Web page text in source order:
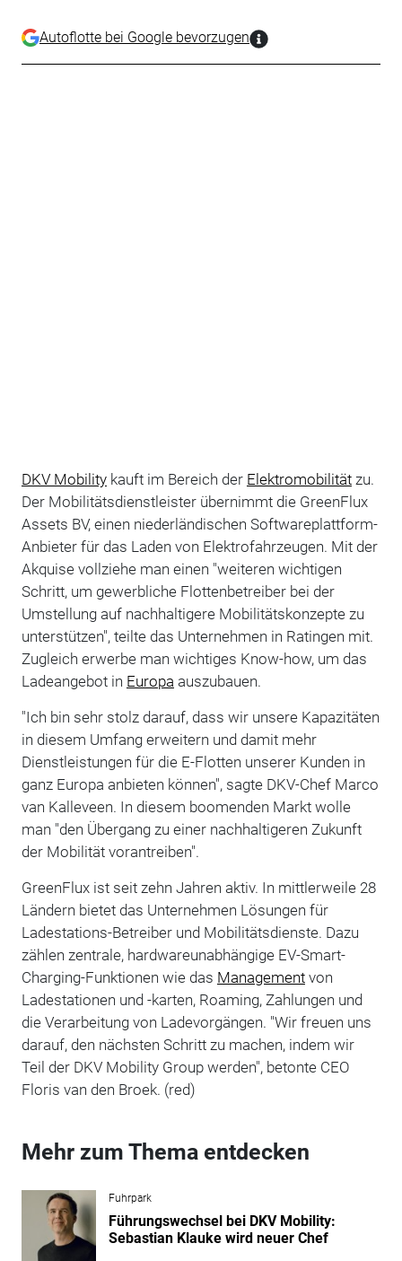
Autoflotte bei Google bevorzugen
DKV Mobilitykauft im Bereich der Elektromobilitätzu.
Der Mobilitätsdienstleister übernimmt die GreenFlux
Assets BV, einen niederländischen Softwareplattform-
Anbieter für das Laden von Elektrofahrzeugen. Mit der
Akquise vollziehe man einen "weiteren wichtigen
Schritt, um gewerbliche Flottenbetreiber bei der
Umstellung auf nachhaltigere Mobilitätskonzepte zu
unterstützen", teilte das Unternehmen in Ratingen mit.
Zugleich erwerbe man wichtiges Know-how, um das
Ladeangebot in Europa auszubauen.
"Ich bin sehr stolz darauf, dass wir unsere Kapazitäten
in diesem Umfang erweitern und damit mehr
Dienstleistungen für die E-Flotten unserer Kunden in
ganz Europa anbieten können", sagte DKV-Chef Marco
van Kalleveen. In diesem boomenden Markt wolle
man "den Übergang zu einer nachhaltigeren Zukunft
der Mobilität vorantreiben".
GreenFlux ist seit zehn Jahren aktiv. In mittlerweile 28
Ländern bietet das Unternehmen Lösungen für
Ladestations-Betreiber und Mobilitätsdienste. Dazu
zählen zentrale, hardwareunabhängige EV-Smart-
Charging-Funktionen wie das Managementvon
Ladestationen und -karten, Roaming, Zahlungen und
die Verarbeitung von Ladevorgängen. "Wir freuen uns
darauf, den nächsten Schritt zu machen, indem wir
Teil der DKV Mobility Group werden", betonte CEO
Floris van den Broek. (red)
Mehr zum Thema entdecken
Fuhrpark
Führungswechsel bei DKV Mobility:
Sebastian Klauke wird neuer Chef